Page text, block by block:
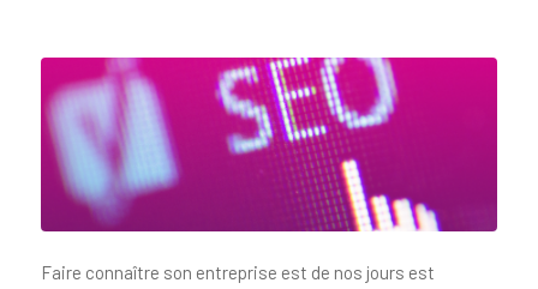
Faire connaître son entreprise est de nos jours est